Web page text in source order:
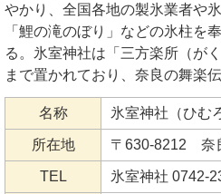
やかり、全国各地の製氷業者や
「鯉の滝のぼり」などの氷柱を
る。氷室神社は「三方楽所（が
まで置かれており、奈良の舞楽
名称 氷室神社（ひむ
所在地 〒630-8212 奈
TEL 氷室神社 0742-